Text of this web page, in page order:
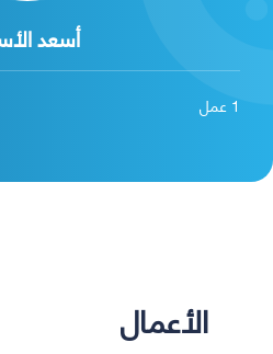
أسعد
1 عمل
الأعمال